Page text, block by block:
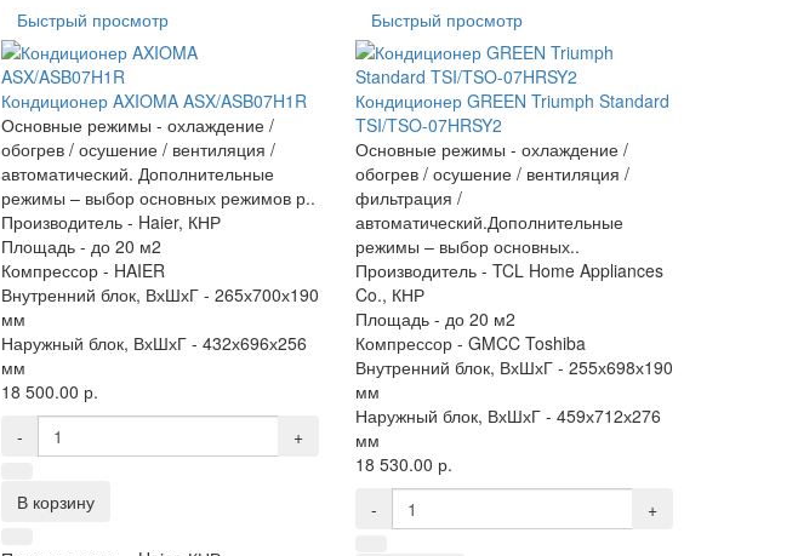
Быстрый просмотр
Кондиционер AXIOMA ASX/ASB07H1R
Основные режимы - охлаждение /
обогрев / осушение / вентиляция /
автоматический. Дополнительные
режимы – выбор основных режимов р..
Производитель - Haier, КНР
Площадь - до 20 м2
Компрессор - HAIER
Внутренний блок, ВхШхГ - 265х700х190
мм
Наружный блок, ВхШхГ - 432х696х256
мм
18 500.00 р.
-
+
В корзину
Быстрый просмотр
Кондиционер GREEN Triumph Standard
TSI/TSO-07HRSY2
Основные режимы - охлаждение /
обогрев / осушение / вентиляция /
фильтрация /
автоматический.Дополнительные
режимы – выбор основных..
Производитель -TCL Home Appliances
Co., КНР
Площадь -до 20 м2
Компрессор -GMCC Toshiba
Внутренний блок, ВхШхГ -255х698х190
мм
Наружный блок, ВхШхГ -459х712х276
мм
18 530.00 р.
-
+